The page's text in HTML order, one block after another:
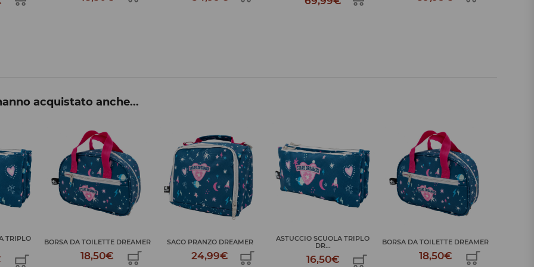
acquistato anche...
DREAMER SACO PRANZO DREAMER
24,99€
ASTUCCIO SCUOLA TRIPLO
DR...
16,50€
BORSA DA TOILETTE DREAMER
18,50€
SACO PRANZO DREAMER
24,99€